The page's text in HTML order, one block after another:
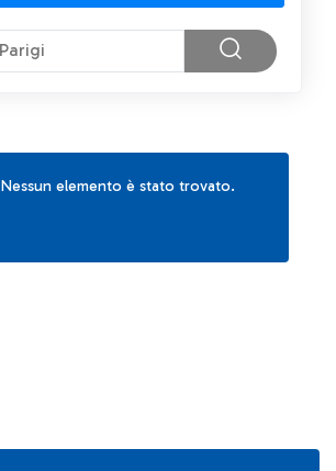
Nessun elemento è stato trovato.